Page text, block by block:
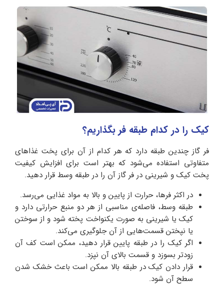
کیک را در کدام طبقه فر بگذاریم؟
فر گاز چندین طبقه دارد که هر کدام از آن برای پخت غذاهای
متفاوتی استفاده می‌شود که بهتر است برای افزایش کیفیت
پخت کیک و شیرینی در فر گاز آن را در طبقه وسط قرار دهید.
در اکثر فرها، حرارت از پایین و بالا به مواد غذایی می‌رسد.
طبقه وسط، فاصله‌ی مناسبی از هر دو منبع حرارتی دارد و
کیک یا شیرینی به صورت یکنواخت پخته شود و از سوختن
یا نپختن قسمت‌هایی از آن جلوگیری می‌کند.
اگر کیک را در طبقه پایین قرار دهید، ممکن است کف آن
زودتر بسوزد و قسمت بالای آن نپزد.
قرار دادن کیک در طبقه بالا ممکن است باعث خشک شدن
سطح آن شود.